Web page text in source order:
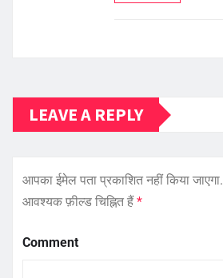
LEAVE A REPLY
आपका ईमेल पता प्रकाशित नहीं किया जाएगा.
आवश्यक फ़ील्ड चिह्नित हैं*
Comment